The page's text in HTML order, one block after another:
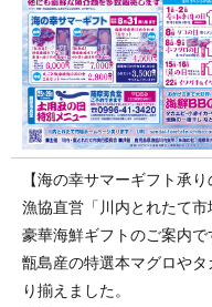
【海の幸サマーギフト承り
漁協直営「川内とれたて
豪華海鮮ギフトのご案内で
甑島産の特選本マグロや
り揃えました。